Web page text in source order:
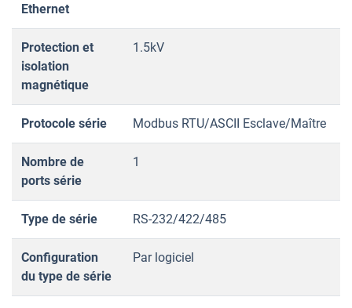
Ethernet
Protection et
isolation
magnétique
1.5kV
Protocole série Modbus RTU/ASCII Esclave/Maître
Nombre de
ports série
1
Type de série RS-232/422/485
Configuration
du type de série
Par logiciel